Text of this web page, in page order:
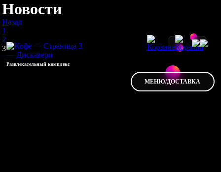
Развлекательный комплекс
МЕНЮ/ДОСТАВКА
Новости
Назад
1
2
3